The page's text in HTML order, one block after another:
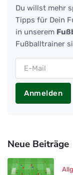
Du willst mehr
Tipps für Dein
in unserem
Fußballtrainer
Anmelden
Neue Beiträge